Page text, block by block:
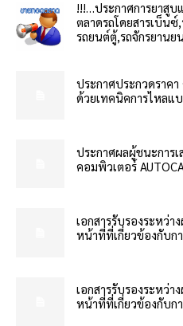
!!!…ประกาศการยาสูบ
ตลาดรถโดยสารเบ็นซ์
รถยนต์ตู้,รถจักรยานยน
ประกาศประกวดราค
ด้วยเทคนิคการไหลแ
ประกาศผลผู้ชนะการ
คอมพิวเตอร์
เอกสารรับรองระหว่า
หน้าที่ที่เกี่ยวข้องกับก
เอกสารรับรองระหว่า
หน้าที่ที่เกี่ยวข้องกับก